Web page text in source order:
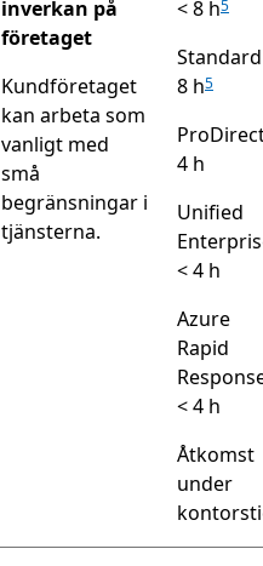
inverkan på
företaget
Kundföretaget
kan arbeta som
vanligt med
små
begränsningar i
tjänsterna.
< 8 h5
8 h5
4 h
Unified
< 4 h
Azure
Rapid
< 4 h
Åtkomst
under